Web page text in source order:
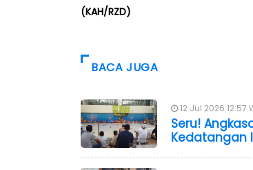
(KAH/RZD)
BACA JUGA
12 Jul 2026 12:57
Seru!
Kedatangan